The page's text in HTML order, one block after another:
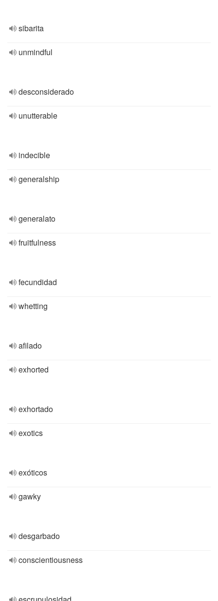
sibarita
unmindful
desconsiderado
unutterable
indecible
generalship
generalato
fruitfulness
fecundidad
whetting
afilado
exhorted
exhortado
exotics
exóticos
gawky
desgarbado
conscientiousness